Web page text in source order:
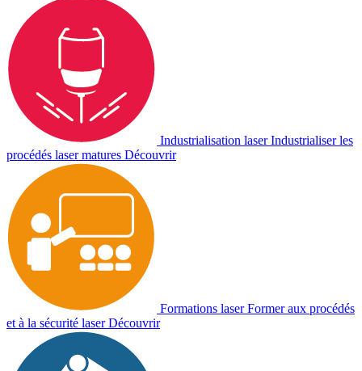
Industrialisation laser Industrialiser les
procédés laser matures Découvrir
Formations laser Former aux procédés
et à la sécurité laser Découvrir